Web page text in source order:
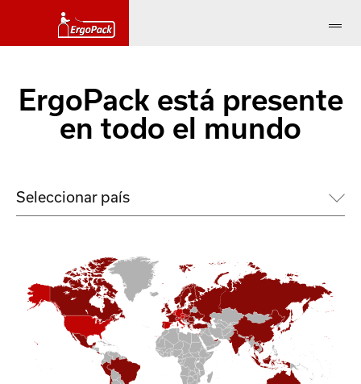
ErgoPack está presente
en todo el mundo
Seleccionar país